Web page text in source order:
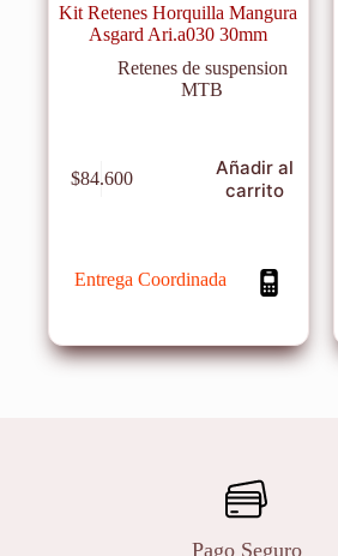
Kit Retenes Horquilla Mangura
Asgard Ari.a030 30mm
Retenes de suspension
MTB
$84.600
Añadir al
carrito
Entrega Coordinada
Pago Seguro